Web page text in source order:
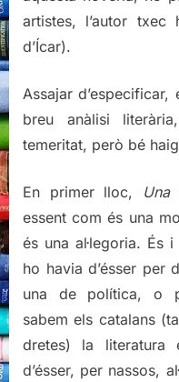
artistes, l’autor
d’Ícar).
Assajar
breu anàlisi
temeritat, però bé
En primer lloc, Una
essent com és una
és una al·legoria. És i
ho havia d’ésser per
una de política, o
sabem els catalans
dretes) la literatura
d’ésser, per nassos,